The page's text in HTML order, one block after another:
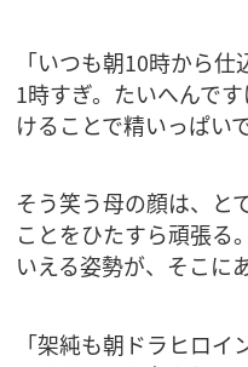
「いつも朝10時から
1時すぎ。たいへんで
けることで精いっぱい
そう笑う母の顔は、と
ことをひたすら頑張る
いえる姿勢が、そこに
「架純も朝ドラヒロ